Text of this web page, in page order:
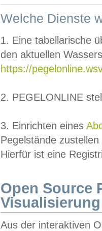
Welche Dienste
1. Eine tabellarische
den aktuellen
https://
2. PEGELONLINE
3. Einrichten eines
Pegelstände
Hierfür ist eine
Open Source
Visualisierung
Aus der interaktiven